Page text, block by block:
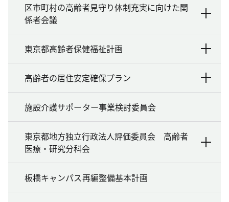
区市町村の高齢者見守り体制充実に向けた関
係者会議
東京都高齢者保健福祉計画
高齢者の居住安定確保プラン
施設介護サポーター事業検討委員会
東京都地方独立行政法人評価委員会 高齢者
医療・研究分科会
板橋キャンパス再編整備基本計画